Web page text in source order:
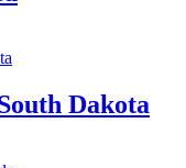
Dakota